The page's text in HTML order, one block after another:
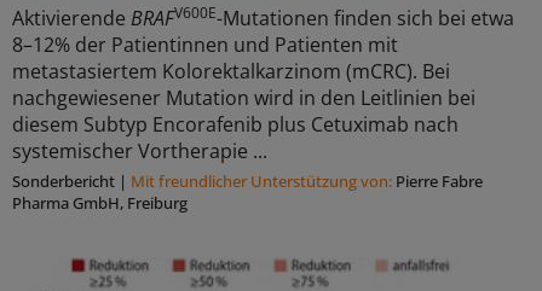
Aktivierende BRAFV600E-Mutationen finden sich bei etwa
8–12% der Patientinnen und Patienten mit
metastasiertem Kolorektalkarzinom (mCRC). Bei
nachgewiesener Mutation wird in den Leitlinien bei
diesem Subtyp Encorafenib plus Cetuximab nach
systemischer Vortherapie ...
Sonderbericht | Mit freundlicher Unterstützung von: Pierre Fabre
Pharma GmbH, Freiburg